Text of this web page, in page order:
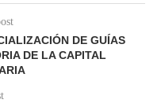
DE GUÍAS
DE LA CAPITAL